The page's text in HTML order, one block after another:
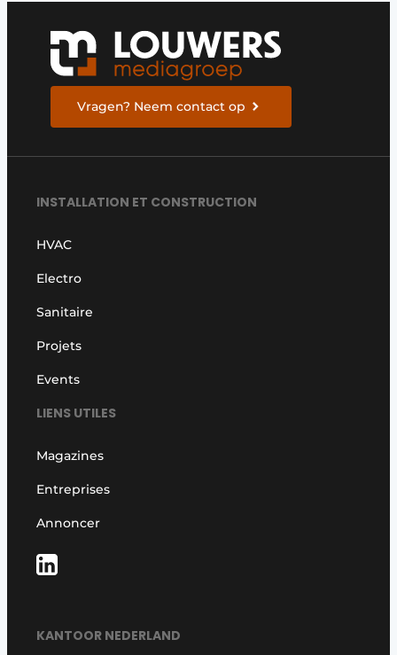
Vragen? Neem contact op
INSTALLATION ET CONSTRUCTION
HVAC
Electro
Sanitaire
Projets
Events
LIENS UTILES
Magazines
Entreprises
Annoncer
KANTOOR NEDERLAND